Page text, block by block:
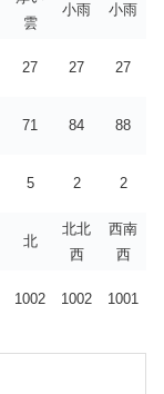
雲
小雨 小雨
27 27 27
71 84 88
5 2 2
北
北北
西
西南
西
1002 1002 1001